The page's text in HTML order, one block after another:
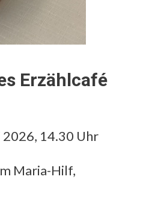
Erzählcafé
14.30 Uhr
Maria-Hilf,